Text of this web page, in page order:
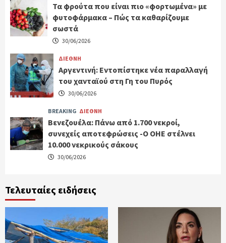
Τα φρούτα που είναι πιο «φορτωμένα» με
φυτοφάρμακα – Πώς τα καθαρίζουμε
σωστά
30/06/2026
ΔΙΕΘΝΗ
Αργεντινή: Εντοπίστηκε νέα παραλλαγή
του χανταϊού στη Γη του Πυρός
30/06/2026
BREAKING ΔΙΕΘΝΗ
Βενεζουέλα: Πάνω από 1.700 νεκροί,
συνεχείς αποτεφρώσεις -Ο ΟΗΕ στέλνει
10.000 νεκρικούς σάκους
30/06/2026
Τελευταίες ειδήσεις